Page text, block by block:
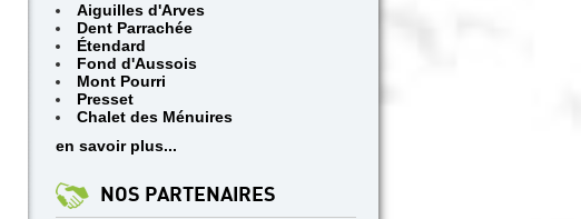
Aiguilles d'Arves
Dent Parrachée
Étendard
Fond d'Aussois
Mont Pourri
Presset
Chalet des Ménuires
en savoir plus...
NOS PARTENAIRES